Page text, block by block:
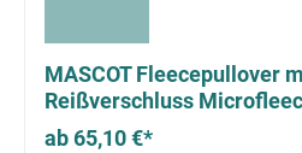
MASCOT Fleecepullover
Reißverschluss
gelb/schwarz
ab 65,10 €*